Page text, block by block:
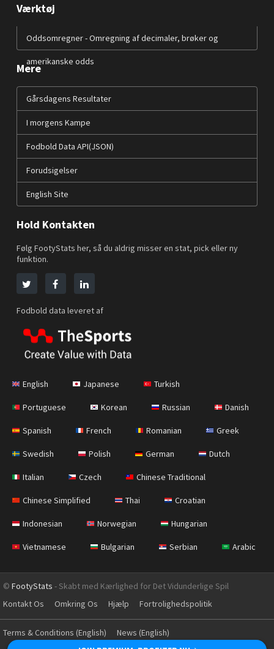
Værktøj
Oddsomregner - Omregning af decimaler, brøker og
amerikanske odds
Mere
Gårsdagens Resultater
I morgens Kampe
Fodbold Data API(JSON)
Forudsigelser
English Site
Hold Kontakten
Følg FootyStats her, så du aldrig misser en stat, pick eller ny
funktion.
Fodbold data leveret af
English Japanese Turkish
Portuguese Korean Russian Danish
Spanish French Romanian Greek
Swedish Polish German Dutch
Italian Czech Chinese Traditional
Chinese Simplified Thai Croatian
Indonesian Norwegian Hungarian
Vietnamese Bulgarian Serbian Arabic
© FootyStats - Skabt med Kærlighed for Det Vidunderlige Spil
Kontakt Os
Omkring Os Hjælp Fortrolighedspolitik
Terms & Conditions (English)
News (English)